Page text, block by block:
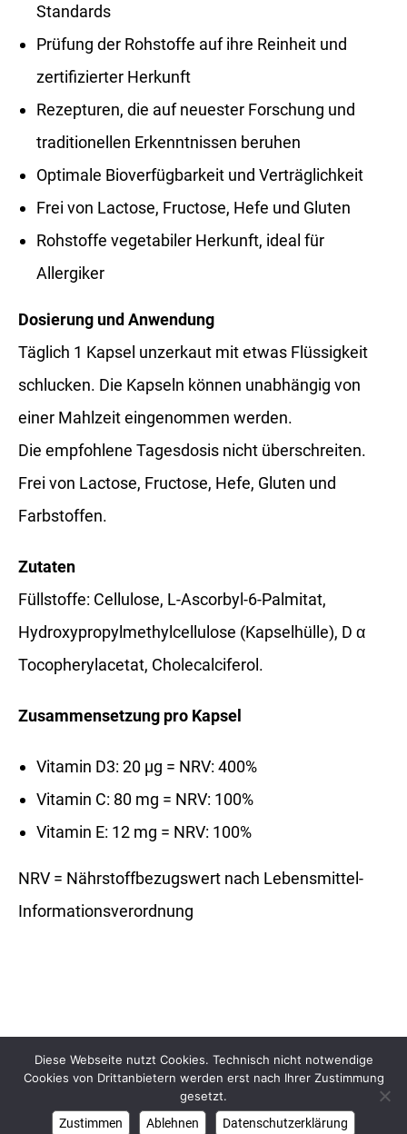
SolVit® Vitamin D, C und E Kapseln jetzt 30% günstiger!
Bestellen Sie sicher, bequem und versandkostenfrei* von zu
Standards
Prüfung der Rohstoffe auf ihre Reinheit und
zertifizierter Herkunft
Rezepturen, die auf neuester Forschung und
traditionellen Erkenntnissen beruhen
Optimale Bioverfügbarkeit und Verträglichkeit
Frei von Lactose, Fructose, Hefe und Gluten
Rohstoffe vegetabiler Herkunft, ideal für
Allergiker
Dosierung und Anwendung
Täglich 1 Kapsel unzerkaut mit etwas Flüssigkeit
schlucken. Die Kapseln können unabhängig von
einer Mahlzeit eingenommen werden.
Die empfohlene Tagesdosis nicht überschreiten.
Frei von Lactose, Fructose, Hefe, Gluten und
Farbstoffen.
Zutaten
Füllstoffe: Cellulose, L-Ascorbyl-6-Palmitat,
Hydroxypropylmethylcellulose (Kapselhülle), D α
Tocopherylacetat, Cholecalciferol.
Zusammensetzung pro Kapsel
Vitamin D3: 20 µg = NRV: 400%
Vitamin C: 80 mg = NRV: 100%
Vitamin E: 12 mg = NRV: 100%
NRV = Nährstoffbezugswert nach Lebensmittel-
Informationsverordnung
AGB
Widerrufsbelehrung
Impressum
© Dr. Erich Putz 2026. Alle Rechte vorbehalten.
Diese Webseite nutzt Cookies. Technisch nicht notwendige
Cookies von Drittanbietern werden erst nach Ihrer Zustimmung
gesetzt.
Zustimmen
Ablehnen Datenschutzerklärung